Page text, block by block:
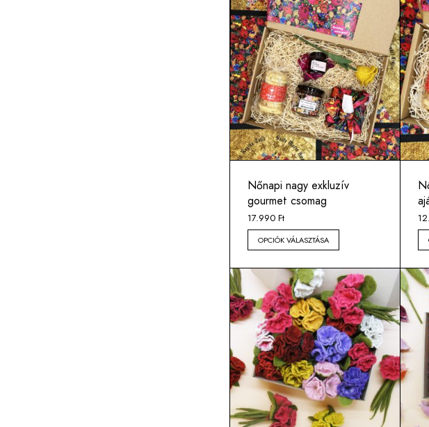
Nőnapi nagy exkluzív
gourmet csomag
17.990 Ft
OPCIÓK VÁLASZTÁSA